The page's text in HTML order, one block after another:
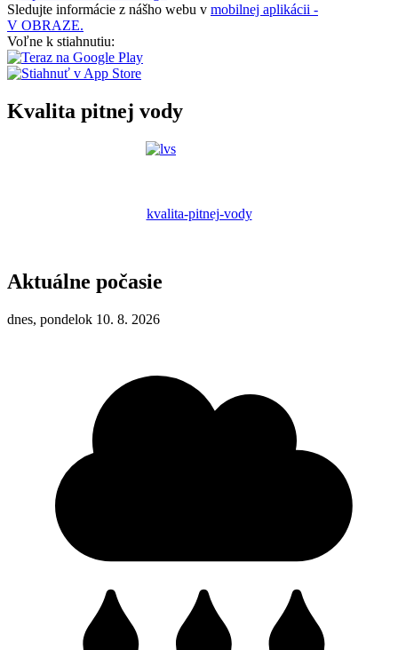
Sledujte informácie z nášho webu v mobilnej aplikácii -
V OBRAZE.
Voľne k stiahnutiu:
Kvalita pitnej vody
kvalita-pitnej-vody
Aktuálne počasie
dnes, pondelok 10. 8. 2026